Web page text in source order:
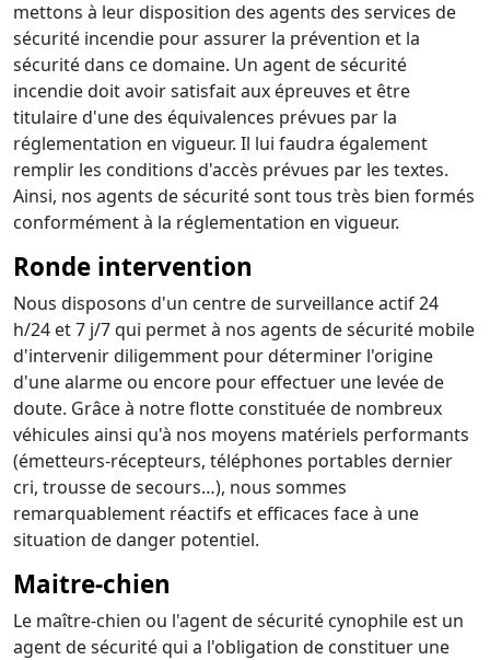
mettons à leur disposition des agents des services de
sécurité incendie pour assurer la prévention et la
sécurité dans ce domaine. Un agent de sécurité
incendie doit avoir satisfait aux épreuves et être
titulaire d'une des équivalences prévues par la
réglementation en vigueur. Il lui faudra également
remplir les conditions d'accès prévues par les textes.
Ainsi, nos agents de sécurité sont tous très bien formés
conformément à la réglementation en vigueur.
Ronde intervention
Nous disposons d'un centre de surveillance actif 24
h/24 et 7 j/7 qui permet à nos agents de sécurité mobile
d'intervenir diligemment pour déterminer l'origine
d'une alarme ou encore pour effectuer une levée de
doute. Grâce à notre flotte constituée de nombreux
véhicules ainsi qu'à nos moyens matériels performants
(émetteurs-récepteurs, téléphones portables dernier
cri, trousse de secours…), nous sommes
remarquablement réactifs et efficaces face à une
situation de danger potentiel.
Maitre-chien
Le maître-chien ou l'agent de sécurité cynophile est un
agent de sécurité qui a l'obligation de constituer une